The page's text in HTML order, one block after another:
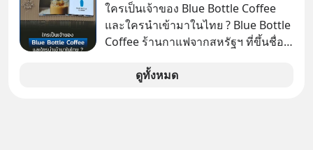
ใครเป็นเจ้าของ Blue Bottle Coffee
และใครนำเข้ามาในไทย ? Blue Bottle
Coffee ร้านกาแฟจากสหรัฐฯ ที่ขึ้นชื่อ
แรกในประเทศไทย ที่ Central Park
ดูทั้งหมด